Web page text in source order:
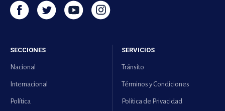
SECCIONES
Nacional
Internacional
Política
SERVICIOS
Tránsito
Términos y Condiciones
Política de Privacidad